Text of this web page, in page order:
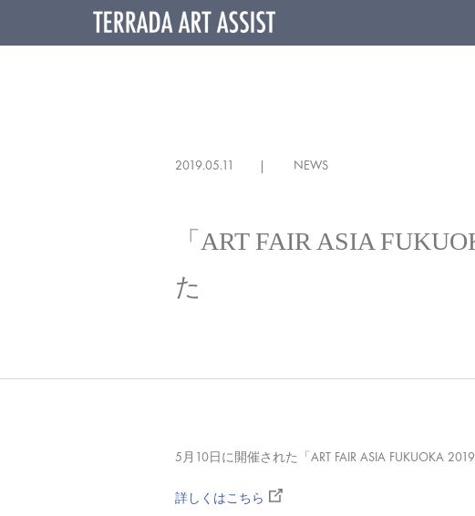
2019.05.11 NEWS
「ART FAIR ASIA
た
5月10日に開催された「ART FAIR ASIA FUKUOKA
詳しくはこちら